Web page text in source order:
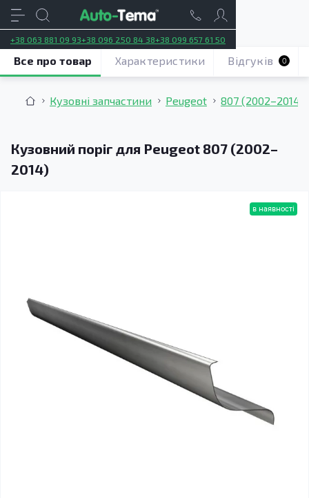
+38 063 881 09 93+38 096 250 84 38+38 099 657 61 50
Кузовні запчастини Peugeot 807 (2002–2014)
Кузовний поріг для Peugeot 807 (2002–
2014)
Все про товар Характеристики Відгуків 0
в наявності